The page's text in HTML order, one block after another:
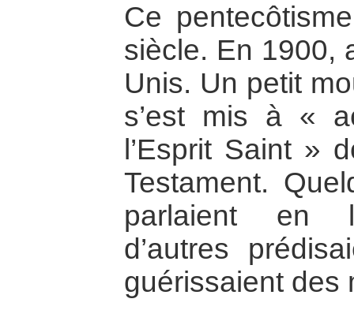
Ce
siècle. En 1900,
Unis. Un petit
s’est mis à «
l’Esprit Saint »
Testament.
parlaient en
d’autres
guérissaient des